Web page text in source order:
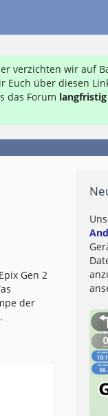
verzichten wir auf
Euch über diesen
das Forum langfristig
Gen 2
der